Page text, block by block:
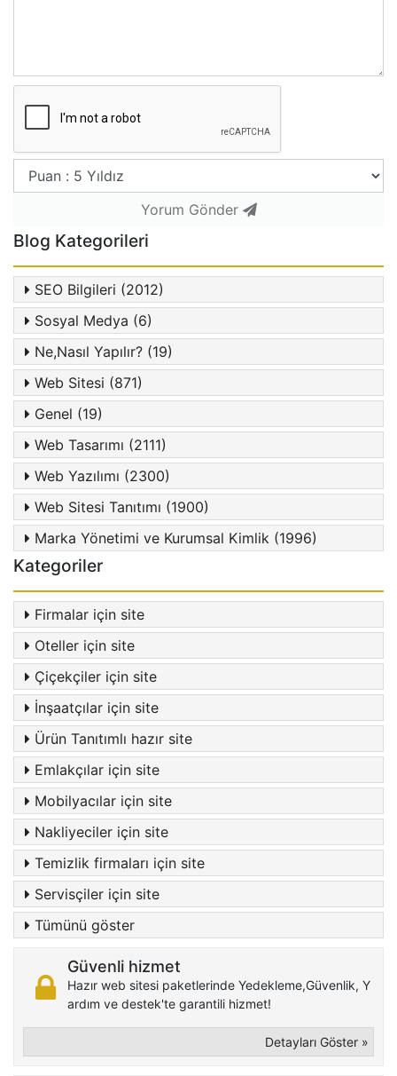
Yorum Gönder
Blog Kategorileri
SEO Bilgileri (2012)
Sosyal Medya (6)
Ne,Nasıl Yapılır? (19)
Web Sitesi (871)
Genel (19)
Web Tasarımı (2111)
Web Yazılımı (2300)
Web Sitesi Tanıtımı (1900)
Marka Yönetimi ve Kurumsal Kimlik (1996)
Kategoriler
Firmalar için site
Oteller için site
Çiçekçiler için site
İnşaatçılar için site
Ürün Tanıtımlı hazır site
Emlakçılar için site
Mobilyacılar için site
Nakliyeciler için site
Temizlik firmaları için site
Servisçiler için site
Tümünü göster
Güvenli hizmet
Hazır web sitesi paketlerinde Yedekleme,Güvenlik, Y
ardım ve destek'te garantili hizmet!
Detayları Göster »